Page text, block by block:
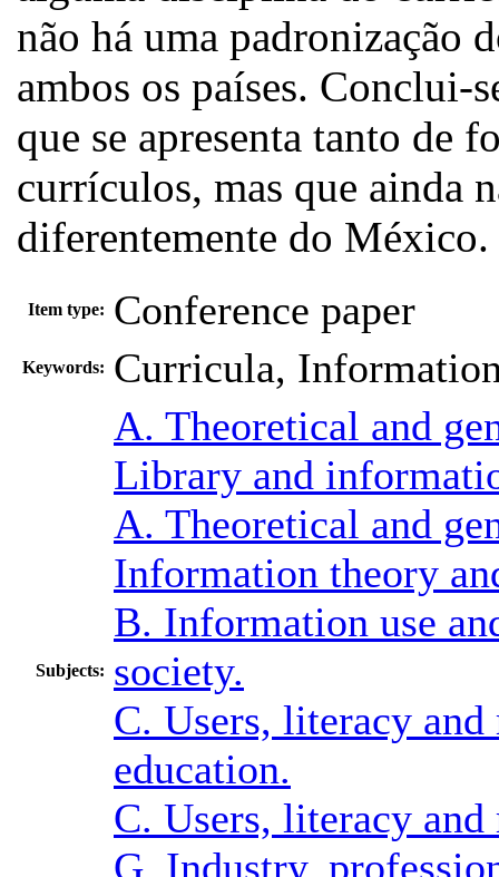
não há uma padronização
ambos os países. Conclui-
que se apresenta tanto de
currículos, mas que ainda
diferentemente do México.
Item type: Conference paper
Keywords: Curricula,
Subjects:
A. Theoretical and
Library and
A. Theoretical and
Information theory
B. Information use
society.
C. Users, literacy and
education.
C. Users, literacy and
G. Industry,